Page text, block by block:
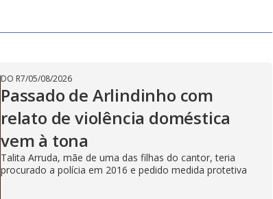
DO R7/05/08/2026
Passado de Arlindinho com
relato de violência doméstica
vem à tona
Talita Arruda, mãe de uma das filhas do cantor, teria
procurado a polícia em 2016 e pedido medida protetiva